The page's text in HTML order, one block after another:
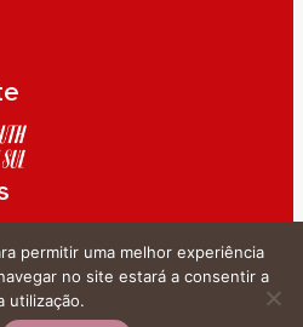
permitir uma melhor experiência
no site estará a consentir a
utilização.